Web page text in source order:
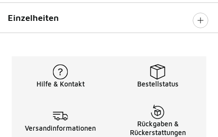
Einzelheiten
Hilfe & Kontakt Bestellstatus
Versandinformationen
Rückgaben &
Rückerstattungen